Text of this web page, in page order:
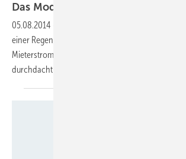
Das Modell funktioniert
05.08.2014
einer Regensburger Wohnungsbaugenossenschaft
Mieterstrommodell noch funktioniert. Das Projekt
durchdacht sein und alle müssen